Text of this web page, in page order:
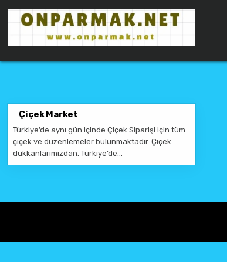
ONPARMAKNET SITELER
Çiçek Market
Türkiye’de aynı gün içinde Çiçek Siparişi için tüm
çiçek ve düzenlemeler bulunmaktadır. Çiçek
dükkanlarımızdan, Türkiye’de…